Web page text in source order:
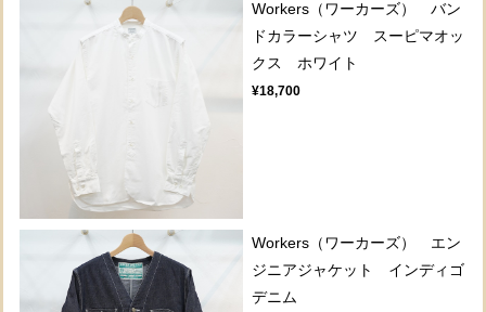
Workers（ワーカーズ） バン
ドカラーシャツ スーピマオッ
クス ホワイト
¥18,700
Workers（ワーカーズ） エン
ジニアジャケット インディゴ
デニム